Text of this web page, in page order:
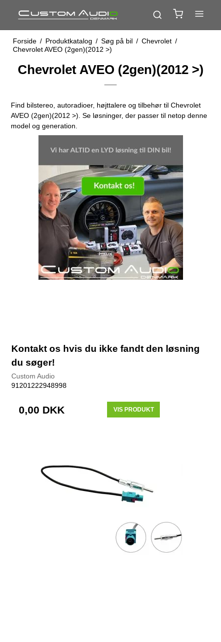
Forside / Produktkatalog / Søg på bil / Chevrolet /
Chevrolet AVEO (2gen)(2012 >)
Chevrolet AVEO (2gen)(2012 >)
Find bilstereo, autoradioer, højttalere og tilbehør til Chevrolet
AVEO (2gen)(2012 >). Se løsninger, der passer til netop denne
model og generation.
Kontakt os hvis du ikke fandt den løsning
du søger!
Custom Audio
91201222948998
0,00 DKK VIS PRODUKT